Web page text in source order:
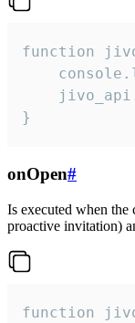
function
}
onOpen#
Is executed when
proactive invitation)
function